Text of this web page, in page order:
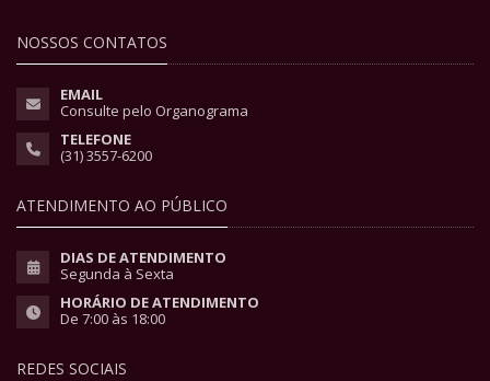
NOSSOS CONTATOS
EMAIL
Consulte pelo Organograma
TELEFONE
(31) 3557-6200
ATENDIMENTO AO PÚBLICO
DIAS DE ATENDIMENTO
Segunda à Sexta
HORÁRIO DE ATENDIMENTO
De 7:00 às 18:00
REDES SOCIAIS